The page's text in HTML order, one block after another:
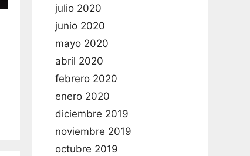
julio 2020
junio 2020
mayo 2020
abril 2020
febrero 2020
enero 2020
diciembre 2019
noviembre 2019
octubre 2019